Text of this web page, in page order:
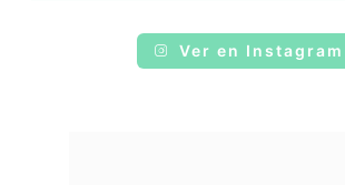
Ver en Instagram